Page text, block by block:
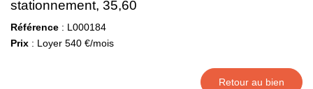
stationnement, 35,60
Référence : L000184
Prix : Loyer 540 €/mois
Retour au bien